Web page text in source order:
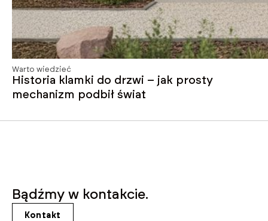
Warto wiedzieć
Historia klamki do drzwi – jak prosty
mechanizm podbił świat
Bądźmy w kontakcie.
Kontakt